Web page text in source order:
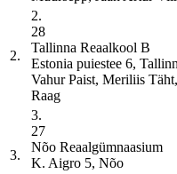
2.
2.
28
Tallinna Reaalkool B
Estonia puiestee 6, Tallinn
Vahur Paist, Meriliis
Raag
3.
3.
27
Nõo Reaalgümnaasium
K. Aigro 5, Nõo